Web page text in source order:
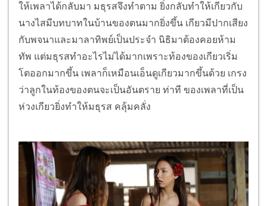
ให้เพลาได้กลับมา มธุรสจึงทำตาม ยิ่งกลับทำให้เกียวกับ
นางไสมีบทบาทในบ้านของตนมากยิ่งขึ้น เกียวมีปากเสียง
กับพจนาและมาลาทิพย์เป็นประจำ นิธิมาต้องคอยห้าม
ทัพ แต่มธุรสทำอะไรไม่ได้มากเพราะท้องของเกียวเริ่ม
โตออกมากขึ้น เพลาก็เหมือนเอ็นดูเกียวมากขึ้นด้วย เกรง
ว่าลูกในท้องของตนจะเป็นอันตราย ท่าที ของเพลาที่เป็น
ห่วงเกียวยิ่งทำให้มธุรส คลุ้มคลั่ง